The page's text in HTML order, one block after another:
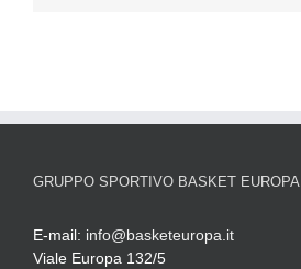
GRUPPO SPORTIVO BASKET EUROPA
E-mail: info@basketeuropa.it
Viale Europa 132/5